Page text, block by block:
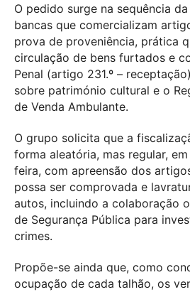
O pedido surge na sequência
bancas que comercializam
prova de proveniência, prática
circulação de bens furtados e
Penal (artigo 231.º –
sobre património cultural e o
de Venda Ambulante.
O grupo solicita que a
forma aleatória, mas regular,
feira, com apreensão dos
possa ser comprovada e
autos, incluindo a colaboração
de Segurança Pública para
crimes.
Propõe-se ainda que, como
ocupação de cada talhão, os